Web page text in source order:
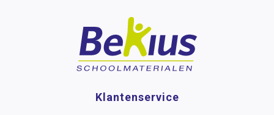
Klantenservice